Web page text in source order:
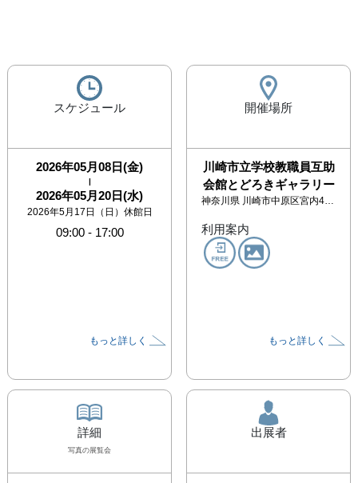
スケジュール
2026年05月08日(金)
|
2026年05月20日(水)
2026年5月17日（日）休館日
09:00- 17:00
もっと詳しく
開催場所
川崎市立学校教職員互助
会館とどろきギャラリー
神奈川県 川崎市中原区宮内4丁目1-2 川崎市立学校教職員互助会館とどろき
利用案内
もっと詳しく
詳細
写真の展覧会
出展者